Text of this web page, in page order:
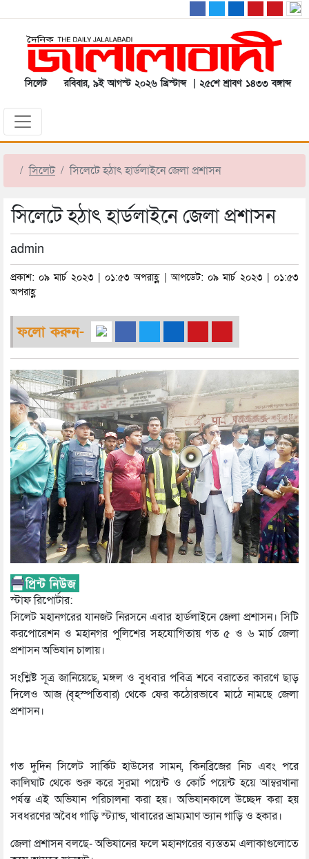
সিলেট রবিবার, ৯ই আগস্ট ২০২৬ খ্রিস্টাব্দ | ২৫শে শ্রাবণ ১৪৩৩ বঙ্গাব্দ
সিলেট সিলেটে হঠাৎ হার্ডলাইনে জেলা প্রশাসন
সিলেটে হঠাৎ হার্ডলাইনে জেলা প্রশাসন
admin
প্রকাশ: ০৯ মার্চ ২০২৩ | ০১:৫৩ অপরাহ্ণ | আপডেট: ০৯ মার্চ ২০২৩ | ০১:৫৩
অপরাহ্ণ
ফলো করুন-
স্টাফ রিপোর্টার:
সিলেট মহানগরের যানজট নিরসনে এবার হার্ডলাইনে জেলা প্রশাসন। সিটি
করপোরেশন ও মহানগর পুলিশের সহযোগিতায় গত ৫ ও ৬ মার্চ জেলা
প্রশাসন অভিযান চালায়।
সংশ্লিষ্ট সূত্র জানিয়েছে, মঙ্গল ও বুধবার পবিত্র শবে বরাতের কারণে ছাড়
দিলেও আজ (বৃহস্পতিবার) থেকে ফের কঠোরভাবে মাঠে নামছে জেলা
প্রশাসন।
গত দুদিন সিলেট সার্কিট হাউসের সামন, কিনব্রিজের নিচ এবং পরে
কালিঘাট থেকে শুরু করে সুরমা পয়েন্ট ও কোর্ট পয়েন্ট হয়ে আম্বরখানা
পর্যন্ত এই অভিযান পরিচালনা করা হয়। অভিযানকালে উচ্ছেদ করা হয়
সবধরণের অবৈধ গাড়ি স্ট্যান্ড, খাবারের ভ্রাম্যমাণ ভ্যান গাড়ি ও হকার।
জেলা প্রশাসন বলছে- অভিযানের ফলে মহানগরের ব্যস্ততম এলাকাগুলোতে